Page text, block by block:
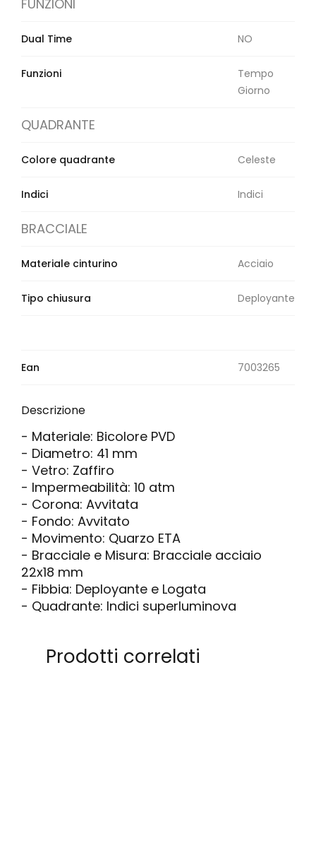
FUNZIONI
Dual Time NO
Funzioni
Tempo
Giorno
QUADRANTE
Colore quadrante Celeste
Indici Indici
BRACCIALE
Materiale cinturino Acciaio
Tipo chiusura Deployante
Ean 7003265
Descrizione
- Materiale: Bicolore PVD
- Diametro: 41 mm
- Vetro: Zaffiro
- Impermeabilità: 10 atm
- Corona: Avvitata
- Fondo: Avvitato
- Movimento: Quarzo ETA
- Bracciale e Misura: Bracciale acciaio
22x18 mm
- Fibbia: Deployante e Logata
- Quadrante: Indici superluminova
Prodotti correlati